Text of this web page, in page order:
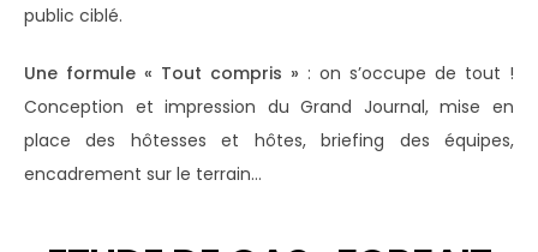
public ciblé.
Une formule « Tout compris » : on s’occupe de tout !
Conception et impression du Grand Journal, mise en
place des hôtesses et hôtes, briefing des équipes,
encadrement sur le terrain…